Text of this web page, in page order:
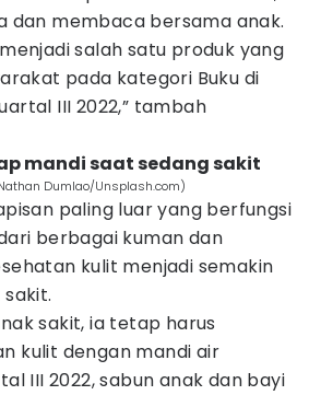
dan membaca bersama anak.
salah satu produk yang
pada kategori Buku di
III 2022,” tambah
mandi saat sedang sakit
Dumlao/Unsplash.com)
paling luar yang berfungsi
berbagai kuman dan
kulit menjadi semakin
sakit, ia tetap harus
kulit dengan mandi air
III 2022, sabun anak dan bayi